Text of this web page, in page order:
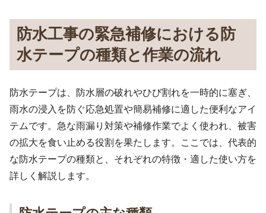
防水工事の緊急補修における防
水テープの種類と作業の流れ
防水テープは、防水層の破れやひび割れを一時的に塞ぎ、
雨水の浸入を防ぐ応急処置や簡易補修に適した便利なアイ
テムです。急な雨漏り対策や補修作業でよく使われ、被害
の拡大を食い止める役割を果たします。ここでは、代表的
な防水テープの種類と、それぞれの特徴・適した使い方を
詳しく解説します。